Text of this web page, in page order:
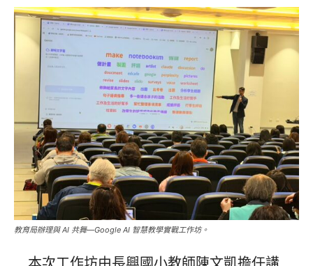
教育局辦理與 AI 共舞—Google AI 智慧教學實戰工作坊。